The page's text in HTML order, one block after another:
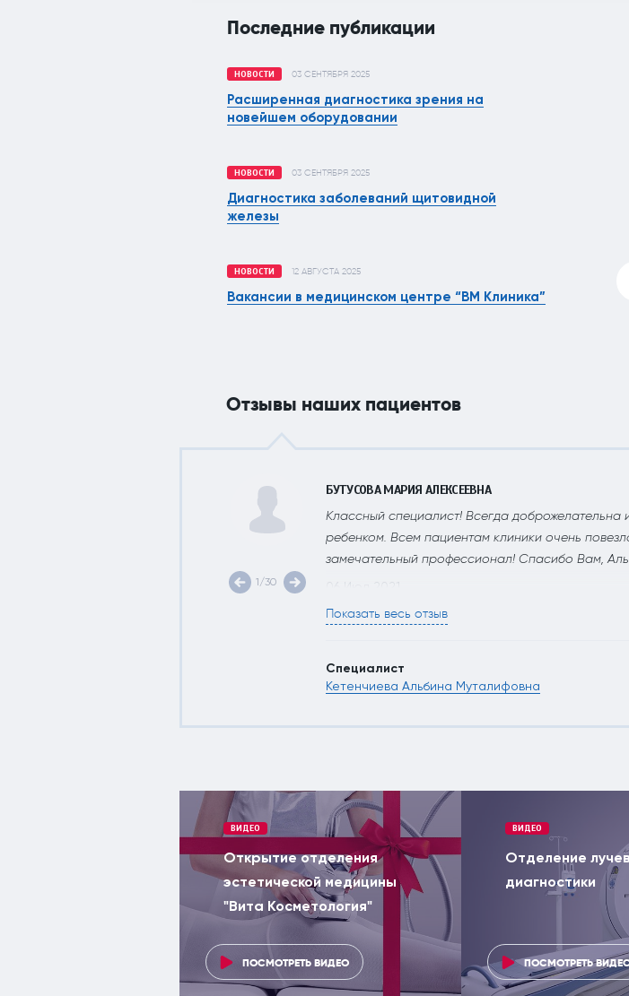
Последние публикации
НОВОСТИ 03 СЕНТЯБРЯ 2025
Расширенная диагностика зрения на
новейшем оборудовании
НОВОСТИ 03 СЕНТЯБРЯ 2025
Диагностика заболеваний щитовидной
железы
НОВОСТИ 12 АВГУСТА 2025
Вакансии в медицинском центре “ВМ Клиника”
Отзывы наших пациентов
БУТУСОВА МАРИЯ АЛЕКСЕЕВНА
Классный специалист! Всегда
ребенком. Всем пациентам клиники очень
замечательный профессионал! Спасибо Вам,
Показать весь отзыв
Специалист
Кетенчиева Альбина Муталифовна
1/30
ВИДЕО
Открытие отделения
эстетической медицины
"Вита Косметология"
ПОСМОТРЕТЬ ВИДЕО
ВИДЕО
Отделение
диагностики
ПОСМОТРЕТЬ